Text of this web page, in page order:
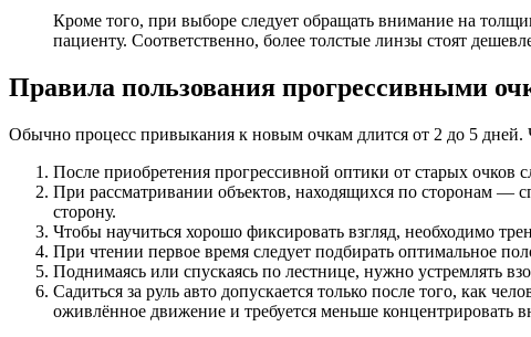
Кроме того, при выборе следует обращать внимание на
пациенту. Соответственно, более толстые линзы стоят
Правила пользования прогрессивными
Обычно процесс привыкания к новым очкам длится от 2 до 5 дней.
После приобретения прогрессивной оптики от старых очков
При рассматривании объектов, находящихся по сторонам —
сторону.
Чтобы научиться хорошо фиксировать взгляд, необходимо
При чтении первое время следует подбирать оптимальное
Поднимаясь или спускаясь по лестнице, нужно устремлять
Садиться за руль авто допускается только после того, как
оживлённое движение и требуется меньше концентрировать